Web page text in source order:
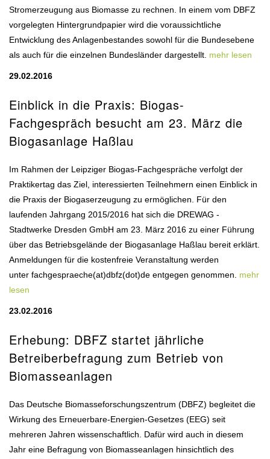
Stromerzeugung aus Biomasse zu rechnen. In einem vom DBFZ
vorgelegten Hintergrundpapier wird die voraussichtliche
Entwicklung des Anlagenbestandes sowohl für die Bundesebene
als auch für die einzelnen Bundesländer dargestellt. mehr lesen
29.02.2016
Einblick in die Praxis: Biogas-
Fachgespräch besucht am 23. März die
Biogasanlage Haßlau
Im Rahmen der Leipziger Biogas-Fachgespräche verfolgt der
Praktikertag das Ziel, interessierten Teilnehmern einen Einblick in
die Praxis der Biogaserzeugung zu ermöglichen. Für den
laufenden Jahrgang 2015/2016 hat sich die DREWAG -
Stadtwerke Dresden GmbH am 23. März 2016 zu einer Führung
über das Betriebsgelände der Biogasanlage Haßlau bereit erklärt.
Anmeldungen für die kostenfreie Veranstaltung werden
unter fachgespraeche(at)dbfz(dot)de entgegen genommen. mehr
lesen
23.02.2016
Erhebung: DBFZ startet jährliche
Betreiberbefragung zum Betrieb von
Biomasseanlagen
Das Deutsche Biomasseforschungszentrum (DBFZ) begleitet die
Wirkung des Erneuerbare-Energien-Gesetzes (EEG) seit
mehreren Jahren wissenschaftlich. Dafür wird auch in diesem
Jahr eine Befragung von Biomasseanlagen hinsichtlich des